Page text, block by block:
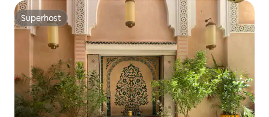
Superhost
Superhost